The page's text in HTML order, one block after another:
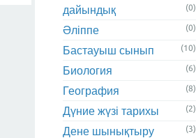
дайындық
(0)
Әліппе (0)
Бастауыш сынып (10)
Биология (6)
География (8)
Дүние жүзі тарихы (2)
Дене шынықтыру (3)